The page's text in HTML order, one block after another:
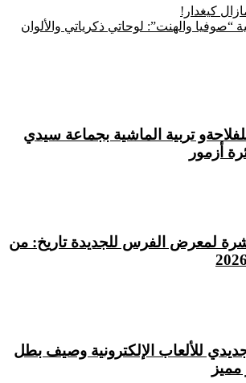
كيغدار!
“صوفيا والهنت”: لوحاتي ذكرياتي والألوان
تربية الماشية بجماعة سيدي
أزمور
لمعرض الفرس للجديدة تاريخ: من
للألعاب الإلكترونية وصيف بطل